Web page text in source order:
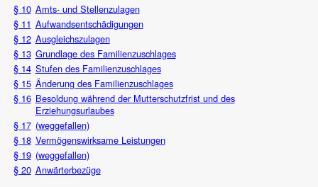
§ 10 Amts- und Stellenzulagen
§ 11 Aufwandsentschädigungen
§ 12 Ausgleichszulagen
§ 13 Grundlage des Familienzuschlages
§ 14 Stufen des Familienzuschlages
§ 15 Änderung des Familienzuschlages
§ 16 Besoldung während der Mutterschutzfrist und des
Erziehungsurlaubes
§ 17 (weggefallen)
§ 18 Vermögenswirksame Leistungen
§ 19 (weggefallen)
§ 20 Anwärterbezüge